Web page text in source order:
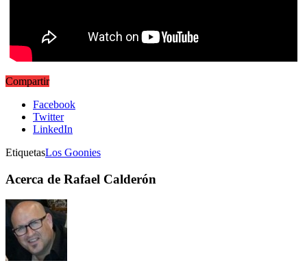
Compartir
Facebook
Twitter
LinkedIn
EtiquetasLos Goonies
Acerca de Rafael Calderón